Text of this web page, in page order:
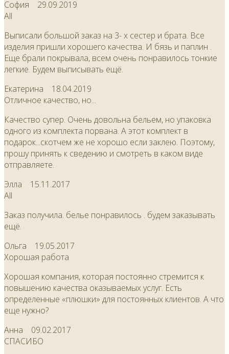
София 29.09.2019
All
Выписали большой заказ на 3- х сестер и брата. Все
изделия пришли хорошего качества. И бязь и паплин .
Еще брали покрывала, всем очень понравилось тонкие
легкие. Будем выписывать ещё.
Екатерина 18.04.2019
Отличное качество, но...
Качество супер. Очень довольна бельем, но упаковка
одного из комплекта порвана. А этот комплект в
подарок...скотчем же не хорошо если заклею. Поэтому,
прошу принять к сведению и смотреть в каком виде
отправляете.
Элла 15.11.2017
All
Заказ получила. белье понравилось . будем заказывать
ещё.
Ольга 19.05.2017
Хорошая работа
Хорошая компания, которая постоянно стремится к
повышению качества оказываемых услуг. Есть
определенные «плюшки» для постоянных клиентов. А что
еще нужно?
Анна 09.02.2017
СПАСИБО